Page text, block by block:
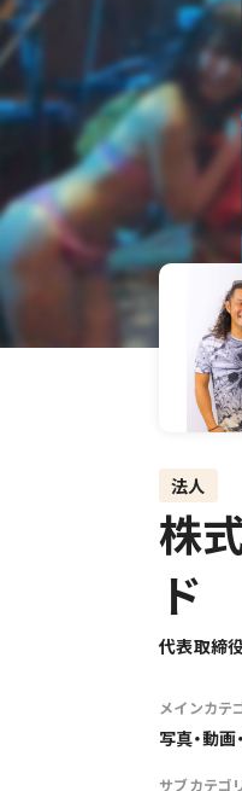
法人
株
ド
代表取締
メインカテ
写真・動
サブカテゴ